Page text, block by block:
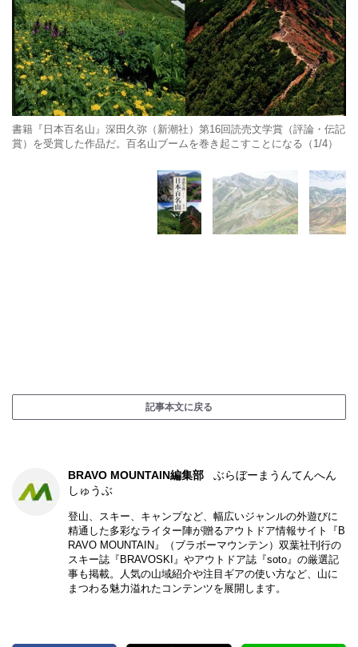
書籍『日本百名山』深田久弥（新潮社）第16回読売文学賞（評論・伝記
賞）を受賞した作品だ。百名山ブームを巻き起こすことになる（1/4）
記事本文に戻る
BRAVO MOUNTAIN編集部
ぶらぼーまうんてんへん
しゅうぶ
登山、スキー、キャンプなど、幅広いジャンルの外遊びに
精通した多彩なライター陣が贈るアウトドア情報サイト『B
RAVO MOUNTAIN』（ブラボーマウンテン）双葉社刊行の
スキー誌『BRAVOSKI』やアウトドア誌『soto』の厳選記
事も掲載。人気の山域紹介や注目ギアの使い方など、山に
まつわる魅力溢れたコンテンツを展開します。